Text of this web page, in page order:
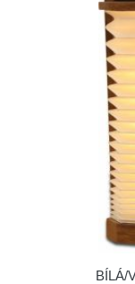
BÍLÁ/